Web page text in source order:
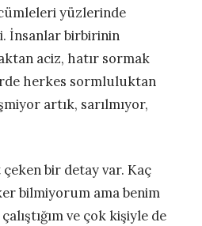
yüzlerinde
İnsanlar birbirinin
aciz, hatır sormak
herkes sormluluktan
artık, sarılmıyor,
bir detay var. Kaç
bilmiyorum ama benim
ve çok kişiyle de